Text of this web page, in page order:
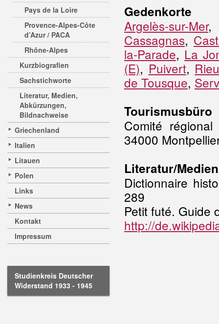
Pays de la Loire
Provence-Alpes-Côte
d’Azur / PACA
Rhône-Alpes
Kurzbiografien
Sachstichworte
Literatur, Medien,
Abkürzungen,
Bildnachweise
Griechenland
Italien
Litauen
Polen
Links
News
Kontakt
Impressum
Studienkreis Deutscher
Widerstand 1933 - 1945
Gedenkorte
Argelès-sur-Mer
Cassagnas,
la-Parade, La
(E), Puivert,
de Tousque,
Tourismusbüro
Comité
34000
Literatur/Medien
Dictionnaire
289
Petit futé. Guide
http://